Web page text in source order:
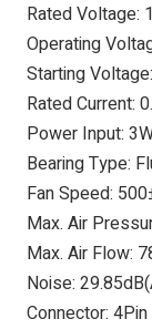
Rated Voltage:
Operating
Starting
Rated Current:
Power Input:
Bearing Type:
Fan Speed:
Max. Air
Max. Air Flow:
Noise:
Connector: